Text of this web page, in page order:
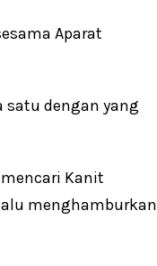
Aparat
dengan yang
Kanit
menghamburkan